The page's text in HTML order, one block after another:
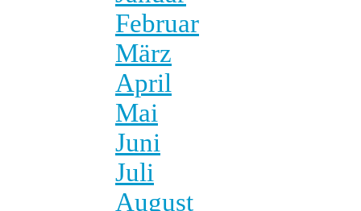
Februar
März
April
Mai
Juni
Juli
August